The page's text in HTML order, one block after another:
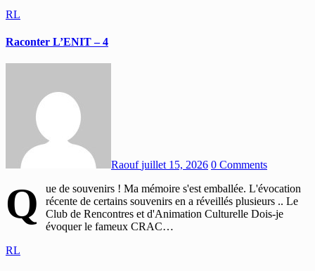
RL
Raconter L’ENIT – 4
Raoufjuillet 15, 2026 0 Comments
Q
ue de souvenirs ! Ma mémoire s'est emballée. L'évocation
récente de certains souvenirs en a réveillés plusieurs .. Le
Club de Rencontres et d'Animation Culturelle Dois-je
évoquer le fameux CRAC…
RL